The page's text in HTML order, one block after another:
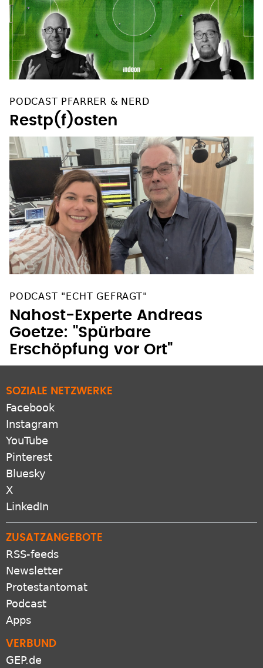
PODCAST PFARRER & NERD
Restp(f)osten
PODCAST "ECHT GEFRAGT"
Nahost-Experte Andreas
Goetze: "Spürbare
Erschöpfung vor Ort"
SOZIALE NETZWERKE
Facebook
Instagram
YouTube
Pinterest
Bluesky
X
LinkedIn
ZUSATZANGEBOTE
RSS-feeds
Newsletter
Protestantomat
Podcast
Apps
VERBUND
GEP.de